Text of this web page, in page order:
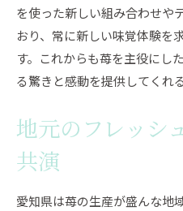
を使った新しい組み合わせや
おり、常に新しい味覚体験を
す。これからも苺を主役にし
る驚きと感動を提供してくれ
地元のフレッシ
共演
愛知県は苺の生産が盛んな地